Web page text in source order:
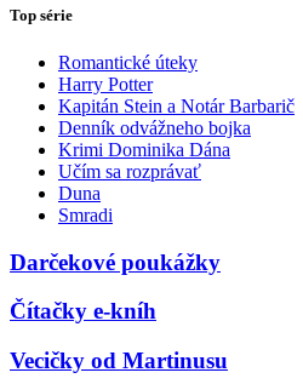
Top série
Romantické úteky
Harry Potter
Kapitán Stein a Notár Barbarič
Denník odvážneho bojka
Krimi Dominika Dána
Učím sa rozprávať
Duna
Smradi
Darčekové poukážky
Čítačky e-kníh
Vecičky od Martinusu